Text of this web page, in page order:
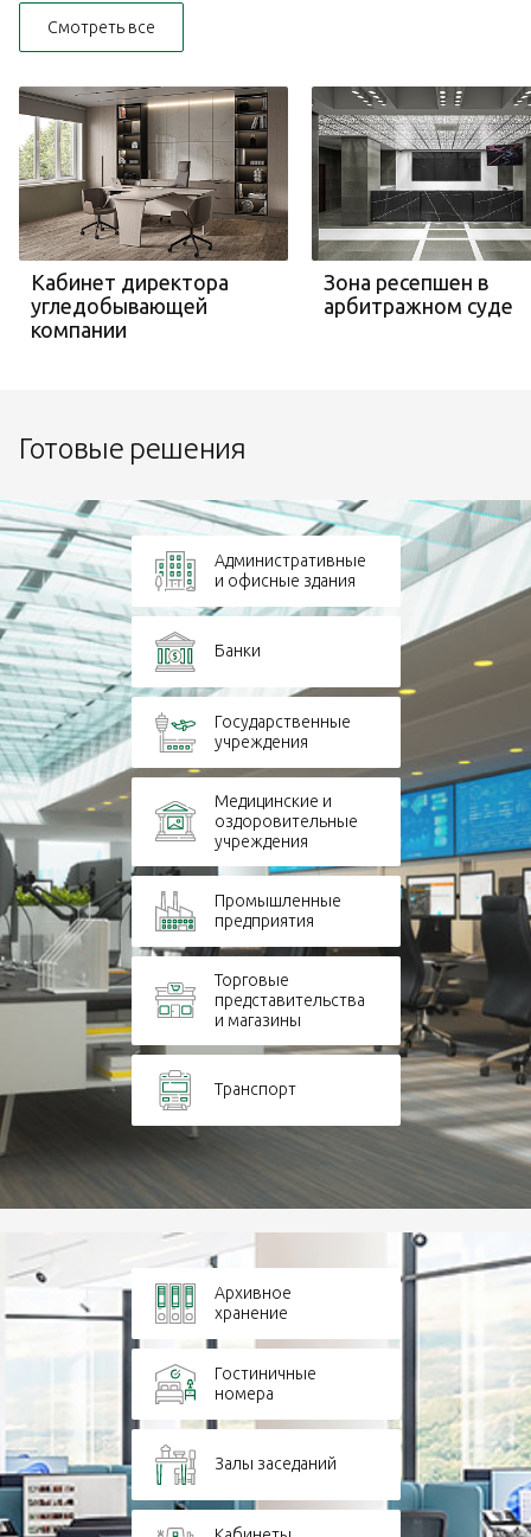
Смотреть все
Кабинет директора
угледобывающей
компании
Зона ресепшен в
арбитражном суде
Готовые решения
Административные
и офисные здания
Банки
Государственные
учреждения
Медицинские и
оздоровительные
учреждения
Промышленные
предприятия
Торговые
представительства
и магазины
Транспорт
Архивное
хранение
Гостиничные
номера
Залы заседаний